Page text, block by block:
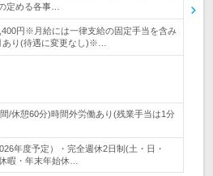
定める各事…
円※月給には一律支給の固定手当を含み
り(待遇に変更なし)※…
/休憩60分)時間外労働あり(残業手当は1分
年度予定）・完全週休2日制(土・日・
暇・年末年始休…